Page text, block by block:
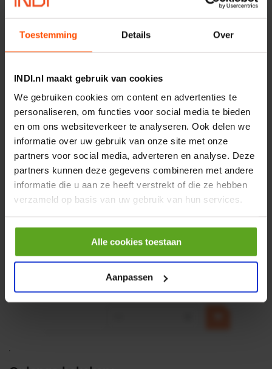
Toestemming Details Over
INDI.nl maakt gebruik van cookies
We gebruiken cookies om content en advertenties te
personaliseren, om functies voor social media te bieden
en om ons websiteverkeer te analyseren. Ook delen we
informatie over uw gebruik van onze site met onze
partners voor social media, adverteren en analyse. Deze
partners kunnen deze gegevens combineren met andere
informatie die u aan ze heeft verstrekt of die ze hebben
verzameld op basis van uw gebruik van hun services.
Alle cookies toestaan
Aanpassen
incl. BTW
4mm x Ø17mm
Artikelnummer:CPR501
Merknaam:Baltrotors
€ 19,99
− +
HP 12 MOTOR B14 380VAC
0,25KW
Artikelnummer:OK9HPA1240
Merknaam:Emmegi
€ 32,50
incl. BTW